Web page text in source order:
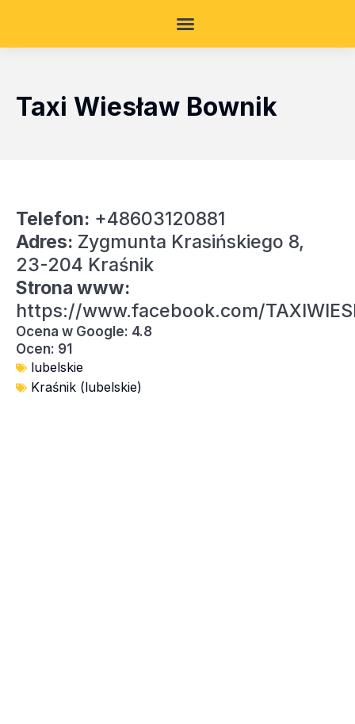
Taxi Wiesław Bownik
Telefon: +48603120881
Adres: Zygmunta Krasińskiego 8,
23-204 Kraśnik
Strona www:
https://www.facebook.com/
Ocena w Google: 4.8
Ocen: 91
lubelskie
Kraśnik (lubelskie)